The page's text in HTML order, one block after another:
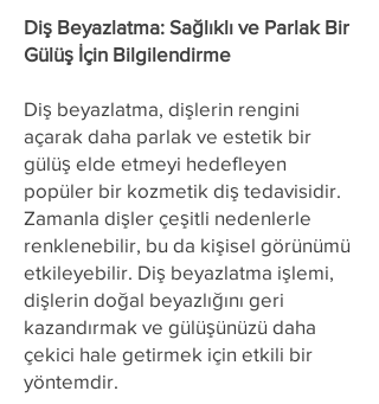
Diş Beyazlatma: Sağlıklı ve Parlak Bir
Gülüş İçin Bilgilendirme
Diş beyazlatma, dişlerin rengini
açarak daha parlak ve estetik bir
gülüş elde etmeyi hedefleyen
popüler bir kozmetik diş tedavisidir.
Zamanla dişler çeşitli nedenlerle
renklenebilir, bu da kişisel görünümü
etkileyebilir. Diş beyazlatma işlemi,
dişlerin doğal beyazlığını geri
kazandırmak ve gülüşünüzü daha
çekici hale getirmek için etkili bir
yöntemdir.